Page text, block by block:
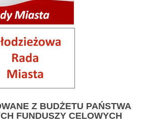
Z BUDŻETU PAŃSTWA
FUNDUSZY CELOWYCH